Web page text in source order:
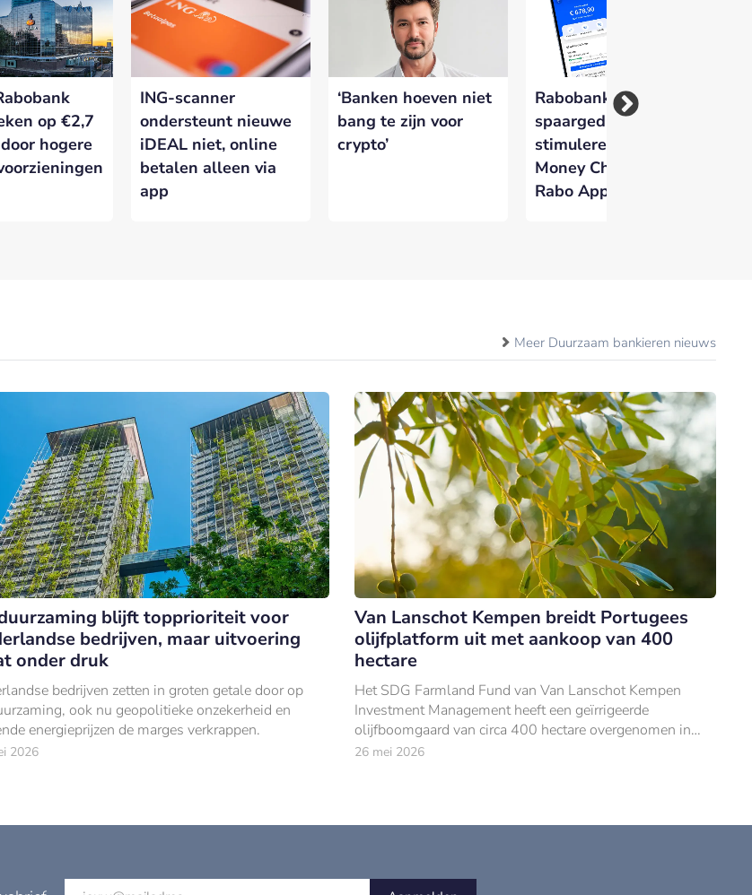
op €2,7
hogere
ING-scanner
ondersteunt nieuwe
iDEAL niet, online
betalen alleen via
app
‘Banken hoeven niet
bang te zijn voor
crypto’
Rabobank wil
spaargedrag
stimuleren met
Money Challenges in
Rabo App
Meer Duurzaam bankieren nieuws
blijft topprioriteit voor
bedrijven, maar uitvoering
onder druk
bedrijven zetten in groten getale door op
ook nu geopolitieke onzekerheid en
energieprijzen de marges verkrappen.
2026
Van Lanschot Kempen breidt Portugees
olijfplatform uit met aankoop van 400
hectare
Het SDG Farmland Fund van Van Lanschot Kempen
Investment Management heeft een geïrrigeerde
olijfboomgaard van circa 400 hectare overgenomen in
Faro do Alentejo, in de Portugese Alqueva-regio.
26 mei 2026